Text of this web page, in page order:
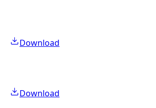
Download
Download